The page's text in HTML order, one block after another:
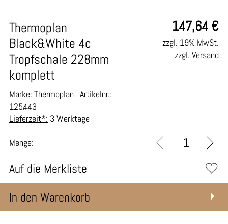
147,64 €
Thermoplan
Black&White 4c
Tropfschale 228mm
komplett
Marke: Thermoplan Artikelnr.:
125.443
Lieferzeit*: 3 Werktage
zzgl. 19% MwSt.
zzgl. Versand
Menge:
Auf die Merkliste
In den Warenkorb